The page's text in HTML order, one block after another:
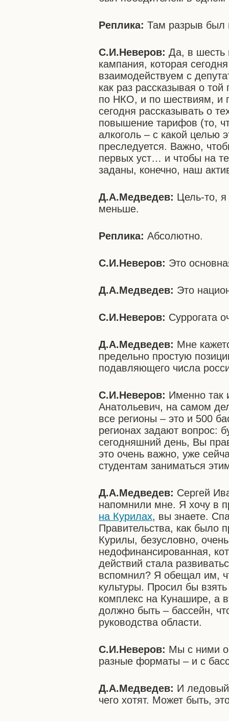
Реплика:Там разрыв был
С.И.Неверов:Да, в шесть
кампания, которая
взаимодействуем с
как раз рассказывая о
по НКО, и по шествиям, и
сегодня рассказывать о
повышение тарифов (то,
алкоголь – с какой целью
преследуется. Важно,
первых уст… и чтобы на
заданы, конечно, наш
Д.А.Медведев: Цель-то,
меньше.
Реплика: Абсолютно.
С.И.Неверов: Это
Д.А.Медведев: Это
С.И.Неверов: Суррогата
Д.А.Медведев: Мне
предельно простую
подавляющего числа
С.И.Неверов: Именно так
Анатольевич, на самом
все регионы – это и 500
регионах задают вопрос:
сегодняшний день, Вы
это очень важно, уже
студентам заниматься
Д.А.Медведев: Сергей
напомнили мне. Я хочу в
на Курилах, вы знаете.
Правительства, как было
Курилы, безусловно,
недофинансированная,
действий стала
вспомнил? Я обещал им,
культуры. Просил бы
комплекс на Кунашире, а
должно быть – бассейн,
руководства области.
С.И.Неверов: Мы с ними
разные форматы – и с
Д.А.Медведев: И
чего хотят. Может быть,